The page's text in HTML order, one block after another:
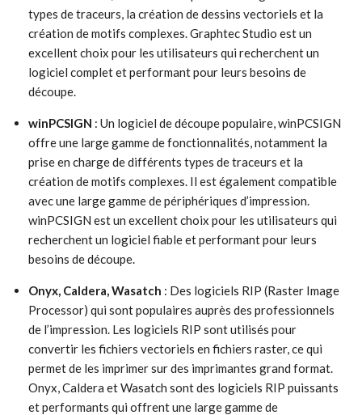
types de traceurs, la création de dessins vectoriels et la
création de motifs complexes. Graphtec Studio est un
excellent choix pour les utilisateurs qui recherchent un
logiciel complet et performant pour leurs besoins de
découpe.
winPCSIGN : Un logiciel de découpe populaire, winPCSIGN
offre une large gamme de fonctionnalités, notamment la
prise en charge de différents types de traceurs et la
création de motifs complexes. Il est également compatible
avec une large gamme de périphériques d’impression.
winPCSIGN est un excellent choix pour les utilisateurs qui
recherchent un logiciel fiable et performant pour leurs
besoins de découpe.
Onyx, Caldera, Wasatch : Des logiciels RIP (Raster Image
Processor) qui sont populaires auprès des professionnels
de l’impression. Les logiciels RIP sont utilisés pour
convertir les fichiers vectoriels en fichiers raster, ce qui
permet de les imprimer sur des imprimantes grand format.
Onyx, Caldera et Wasatch sont des logiciels RIP puissants
et performants qui offrent une large gamme de